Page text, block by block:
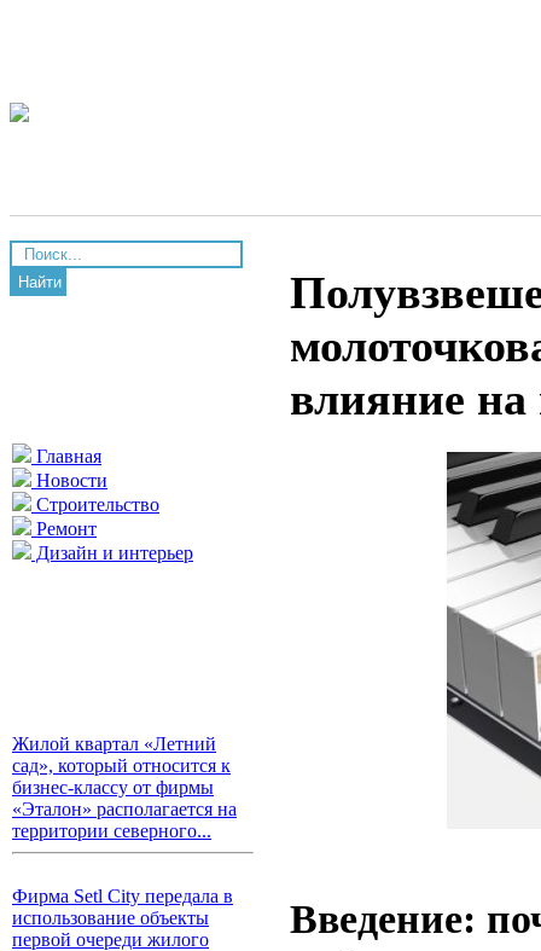
Найти
Главная
Новости
Строительство
Ремонт
Дизайн и интерьер
Жилой квартал «Летний
сад», который относится к
бизнес-классу от фирмы
«Эталон» располагается на
территории северного...
Фирма Setl City передала в
использование объекты
первой очереди жилого
влияние на
Введение: